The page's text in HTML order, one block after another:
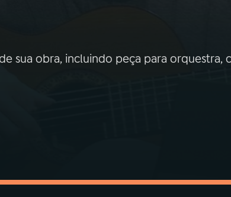
sua obra, incluindo peça para orquestra,